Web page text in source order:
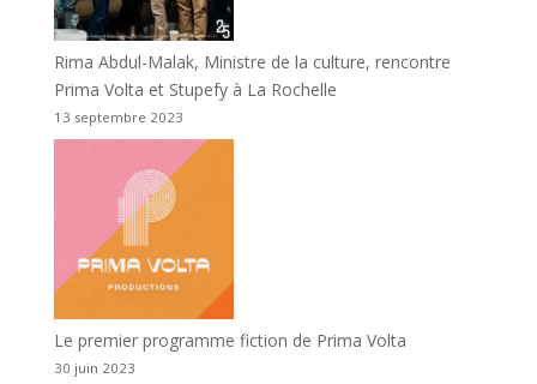
Rima Abdul-Malak, Ministre de la culture, rencontre
Prima Volta et Stupefy à La Rochelle
13 septembre 2023
Le premier programme fiction de Prima Volta
30 juin 2023